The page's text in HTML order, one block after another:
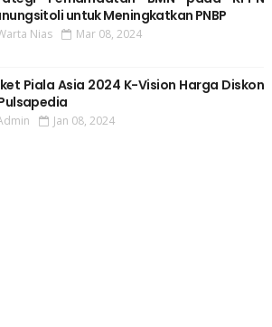
untuk Meningkatkan PNBP
Nias Mar 08, 2024
Piala Asia 2024 K-Vision Harga Diskon
Jan 08, 2024